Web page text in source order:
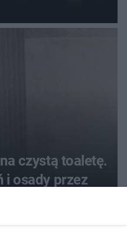
czystą toaletę.
i osady przez